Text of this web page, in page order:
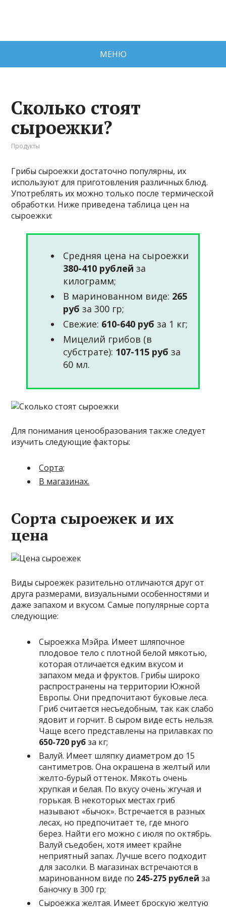
МЕНЮ
Сколько стоят
сыроежки?
Продукты
Грибы сыроежки достаточно популярны, их
используют для приготовления различных блюд.
Употреблять их можно только после термической
обработки. Ниже приведена таблица цен на
сыроежки:
Средняя цена на сыроежки
380-410 рублей за
килограмм;
В маринованном виде: 265
руб за 300 гр;
Свежие: 610-640 руб за 1 кг;
Мицелий грибов (в
субстрате): 107-115 руб за
60 мл.
Для понимания ценообразования также следует
изучить следующие факторы:
Сорта;
В магазинах.
Сорта сыроежек и их
цена
Виды сыроежек разительно отличаются друг от
друга размерами, визуальными особенностями и
даже запахом и вкусом. Самые популярные сорта
следующие:
Сыроежка Мэйра. Имеет шляпочное
плодовое тело с плотной белой мякотью,
которая отличается едким вкусом и
запахом меда и фруктов. Грибы широко
распространены на территории Южной
Европы. Они предпочитают буковые леса.
Гриб считается несъедобным, так как слабо
ядовит и горчит. В сыром виде есть нельзя.
Чаще всего представлены на прилавках по
650-720 рубза кг;
Валуй. Имеет шляпку диаметром до 15
сантиметров. Она окрашена в желтый или
желто-бурый оттенок. Мякоть очень
хрупкая и белая. По вкусу очень жгучая и
горькая. В некоторых местах гриб
называют «бычок». Встречается в разных
лесах, но предпочитает те, где много
берез. Найти его можно с июля по октябрь.
Валуй съедобен, хотя имеет крайне
неприятный запах. Лучше всего подходит
для засолки. В магазинах встречаются в
маринованном виде по 245-275 рублей за
баночку в 300 гр;
Сыроежка желтая. Имеет броскую желтую